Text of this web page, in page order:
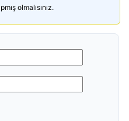
olmalısınız.